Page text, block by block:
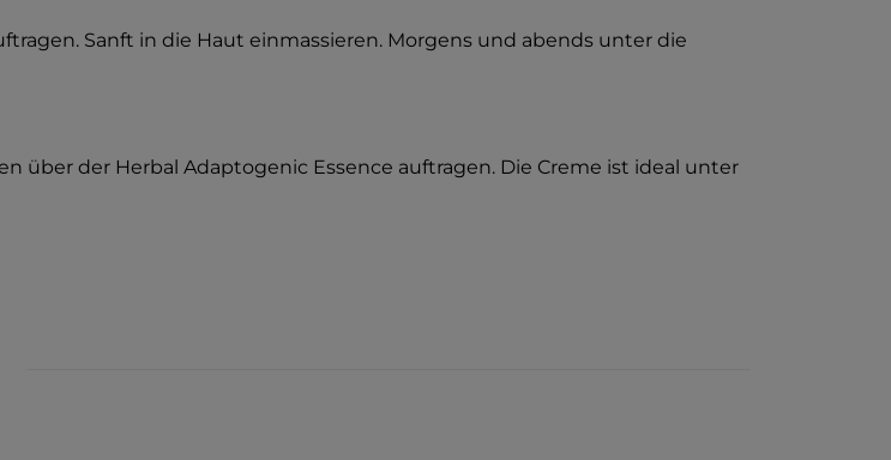
Sanft in die Haut einmassieren. Morgens und abends unter die
über der Herbal Adaptogenic Essence auftragen. Die Creme ist ideal unter